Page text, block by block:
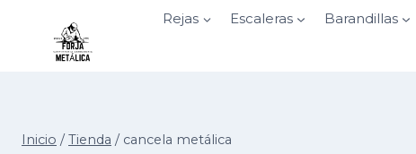
contenido
Rejas Escaleras Barandillas
Inicio / Tienda / cancela metálica